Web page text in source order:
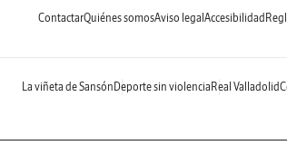
ContactarQuiénes somosAviso legal Accesibilidad
La viñeta de Sansón Deporte sin violencia Real Valladolid